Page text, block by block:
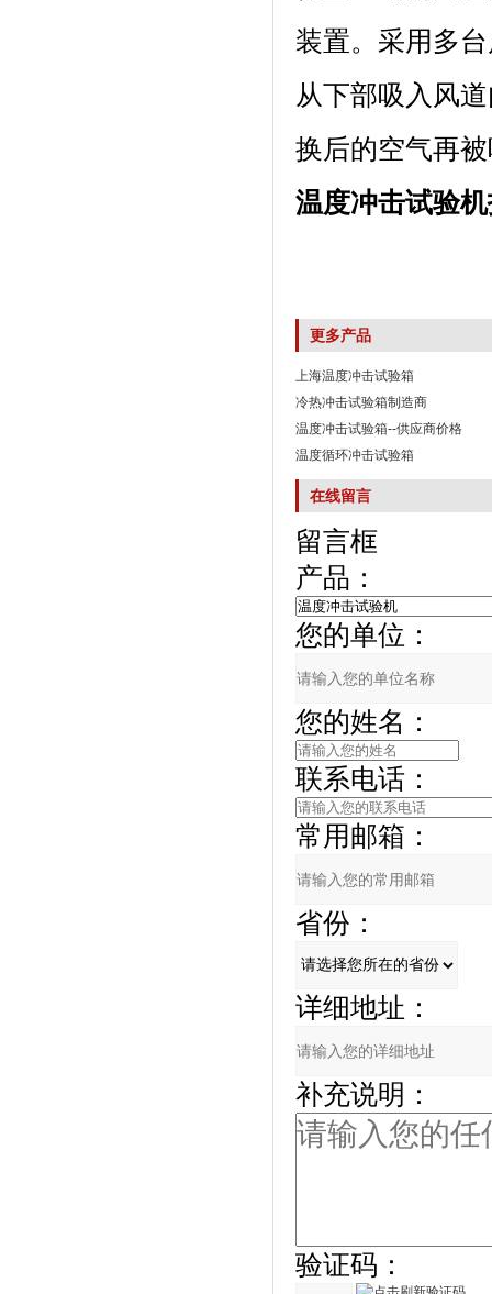
装置。采用多
从下部吸入风道
换后的空气再被吸
温度冲击试验机
更多产品
上海温度冲击试验箱
冷热冲击试验箱制造商
温度冲击试验箱--供应商价格
温度循环冲击试验箱
在线留言
留言框
产品：
您的单位：
您的姓名：
联系电话：
常用邮箱：
省份：
详细地址：
补充说明：
验证码：